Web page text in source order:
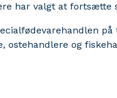
har valgt at fortsætte
ostehandlere og